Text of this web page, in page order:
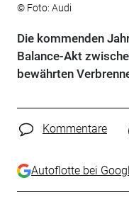
© Foto: Audi
Die kommenden
Balance-Akt
bewährten
Kommentare
Autoflotte bei